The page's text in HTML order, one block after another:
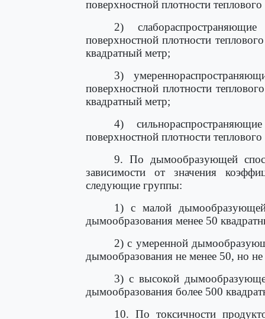
поверхностной плотности
2)
поверхностной плотности
квадратный метр;
3)
поверхностной плотности
квадратный метр;
4)
поверхностной плотности
9. По дымообразующей
зависимости от значения
следующие группы:
1) с малой
дымообразования менее 50
2) с умеренной
дымообразования не менее 50, но
3) с высокой
дымообразования более 500
10. По токсичности